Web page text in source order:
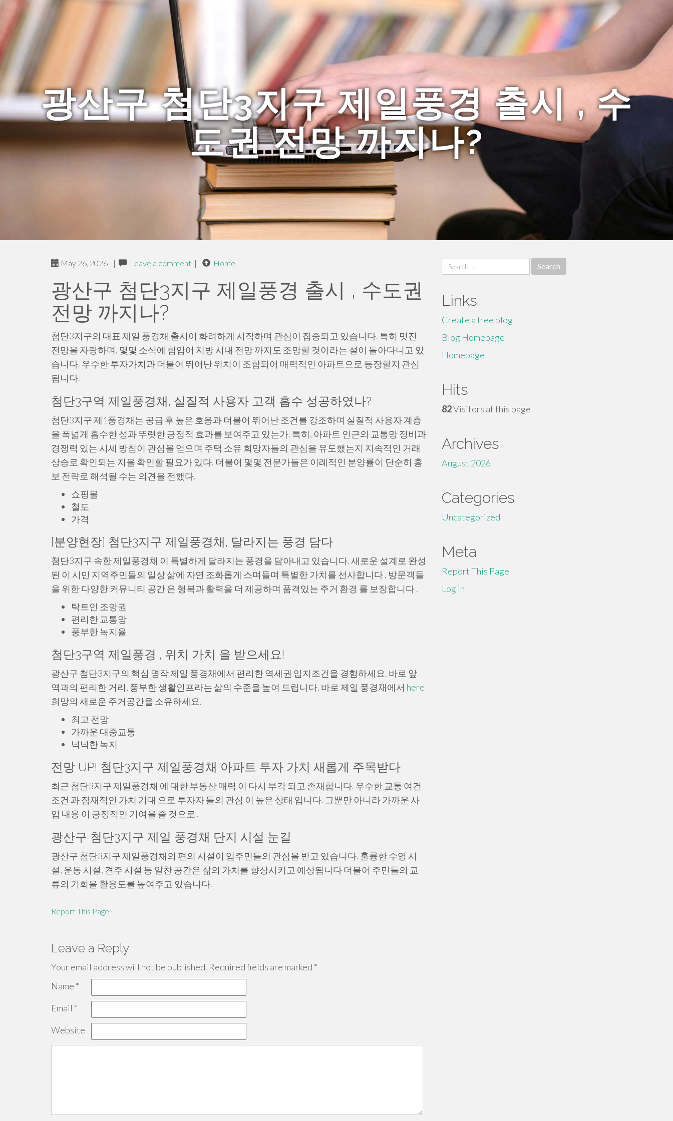
광산구 첨단3지구 제일풍경 출시 , 수
도권 전망 까지나?
May 26, 2026 | Leave a comment | Home
광산구 첨단3지구 제일풍경 출시 , 수도권
전망 까지나?
첨단3지구의 대표 제일 풍경채 출시이 화려하게 시작하며 관심이 집중되고 있습니다. 특히 멋진
전망을 자랑하며, 몇몇 소식에 힘입어 지방 시내 전망 까지도 조망할 것이라는 설이 돌아다니고 있
습니다. 우수한 투자가치과 더불어 뛰어난 위치이 조합되어 매력적인 아파트으로 등장할지 관심
됩니다.
첨단3구역 제일풍경채, 실질적 사용자 고객 흡수 성공하였나?
첨단3지구 제1풍경채는 공급 후 높은 호응과 더불어 뛰어난 조건를 강조하며 실질적 사용자 계층
을 폭넓게 흡수한 성과 뚜렷한 긍정적 효과를 보여주고 있는가. 특히, 아파트 인근의 교통망 정비과
경쟁력 있는 시세 방침이 관심을 얻으며 주택 소유 희망자들의 관심을 유도했는지 지속적인 거래
상승로 확인되는 지을 확인할 필요가 있다. 더불어 몇몇 전문가들은 이례적인 분양률이 단순히 홍
보 전략로 해석될 수는 의견을 전했다.
쇼핑몰
철도
가격
[분양현장] 첨단3지구 제일풍경채, 달라지는 풍경 담다
첨단3지구 속한 제일풍경채 이 특별하게 달라지는 풍경을 담아내고 있습니다. 새로운 설계로 완성
된 이 시민 지역주민들의 일상 삶에 자연 조화롭게 스며들며 특별한 가치를 선사합니다 . 방문객들
을 위한 다양한 커뮤니티 공간 은 행복과 활력을 더 제공하며 품격있는 주거 환경 를 보장합니다 .
탁트인 조망권
편리한 교통망
풍부한 녹지율
첨단3구역 제일풍경 , 위치 가치 을 받으세요!
광산구 첨단3지구의 핵심 명작 제일 풍경채에서 편리한 역세권 입지조건을 경험하세요. 바로 앞
역과의 편리한 거리, 풍부한 생활인프라는 삶의 수준을 높여 드립니다. 바로 제일 풍경채에서 here
희망의 새로운 주거공간을 소유하세요.
최고 전망
가까운 대중교통
넉넉한 녹지
전망 UP! 첨단3지구 제일풍경채 아파트 투자 가치 새롭게 주목받다
최근 첨단3지구 제일풍경채 에 대한 부동산 매력 이 다시 부각 되고 존재합니다. 우수한 교통 여건
조건 과 잠재적인 가치 기대 으로 투자자 들의 관심 이 높은 상태 입니다. 그뿐만 아니라 가까운 사
업 내용 이 긍정적인 기여을 줄 것으로 .
광산구 첨단3지구 제일 풍경채 단지 시설 눈길
광산구 첨단3지구 제일풍경채의 편의 시설이 입주민들의 관심을 받고 있습니다. 훌륭한 수영 시
설, 운동 시설, 견주 시설 등 알찬 공간은 삶의 가치를 향상시키고 예상됩니다 더불어 주민들의 교
류의 기회을 활용도를 높여주고 있습니다.
Report This Page
Leave a Reply
Your email address will not be published. Required fields are marked *
Name *
Email *
Website
Search
for:
Links
Create a free blog
Blog Homepage
Homepage
Hits
82Visitors at this page
Archives
August 2026
Categories
Uncategorized
Meta
Report This Page
Log in